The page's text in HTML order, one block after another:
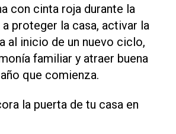
con cinta roja durante la
a proteger la casa, activar la
al inicio de un nuevo ciclo,
familiar y atraer buena
que comienza.